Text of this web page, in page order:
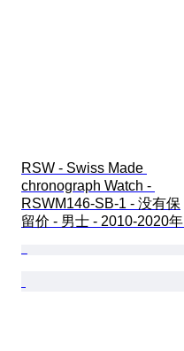
RSW - Swiss Made
chronograph Watch -
RSWM146-SB-1 - 没有保
留价 - 男士 - 2010-2020年